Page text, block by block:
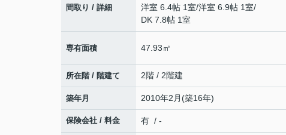
間取り / 詳細
洋室 6.4帖 1室/洋室 6.9帖 1室/
DK 7.8帖 1室
専有面積 47.93㎡
所在階 / 階建て 2階 / 2階建
築年月 2010年2月(築16年)
保険会社 / 料金 有 / -